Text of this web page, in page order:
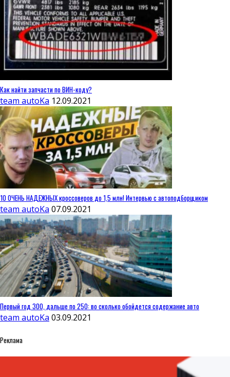
Как найти запчасти по ВИН-коду?
team autoKa 12.09.2021
10 ОЧЕНЬ НАДЕЖНЫХ кроссоверов до 1,5 млн! Интервью с автоподборщиком
team autoKa 07.09.2021
Первый год 300, дальше по 250: во сколько обойдется содержание авто
team autoKa 03.09.2021
Реклама